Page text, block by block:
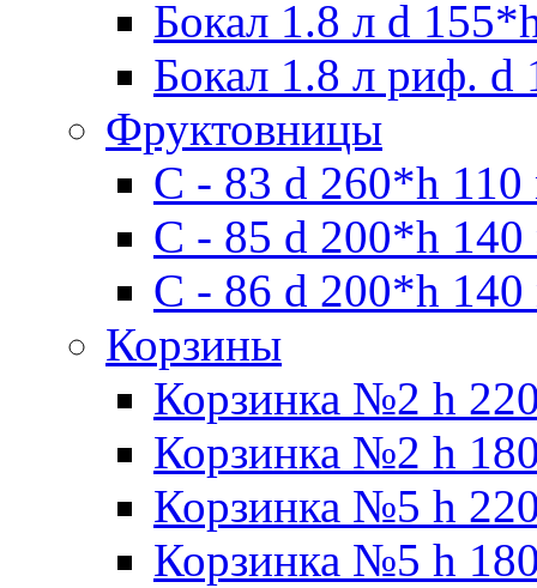
Бокал 1.8 л d
Бокал 1.8 л риф.
Фруктовницы
С - 83 d 260*h
С - 85 d 200*h
С - 86 d 200*h
Корзины
Корзинка №2 h
Корзинка №2 h
Корзинка №5 h
Корзинка №5 h